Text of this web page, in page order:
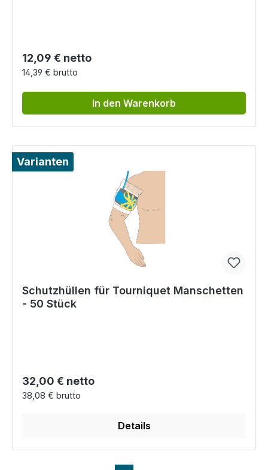
Regulärer Preis:
12,09 € netto
14,39 € brutto
In den Warenkorb
Varianten
Schutzhüllen für Tourniquet Manschetten
- 50 Stück
Regulärer Preis:
32,00 € netto
38,08 € brutto
Details